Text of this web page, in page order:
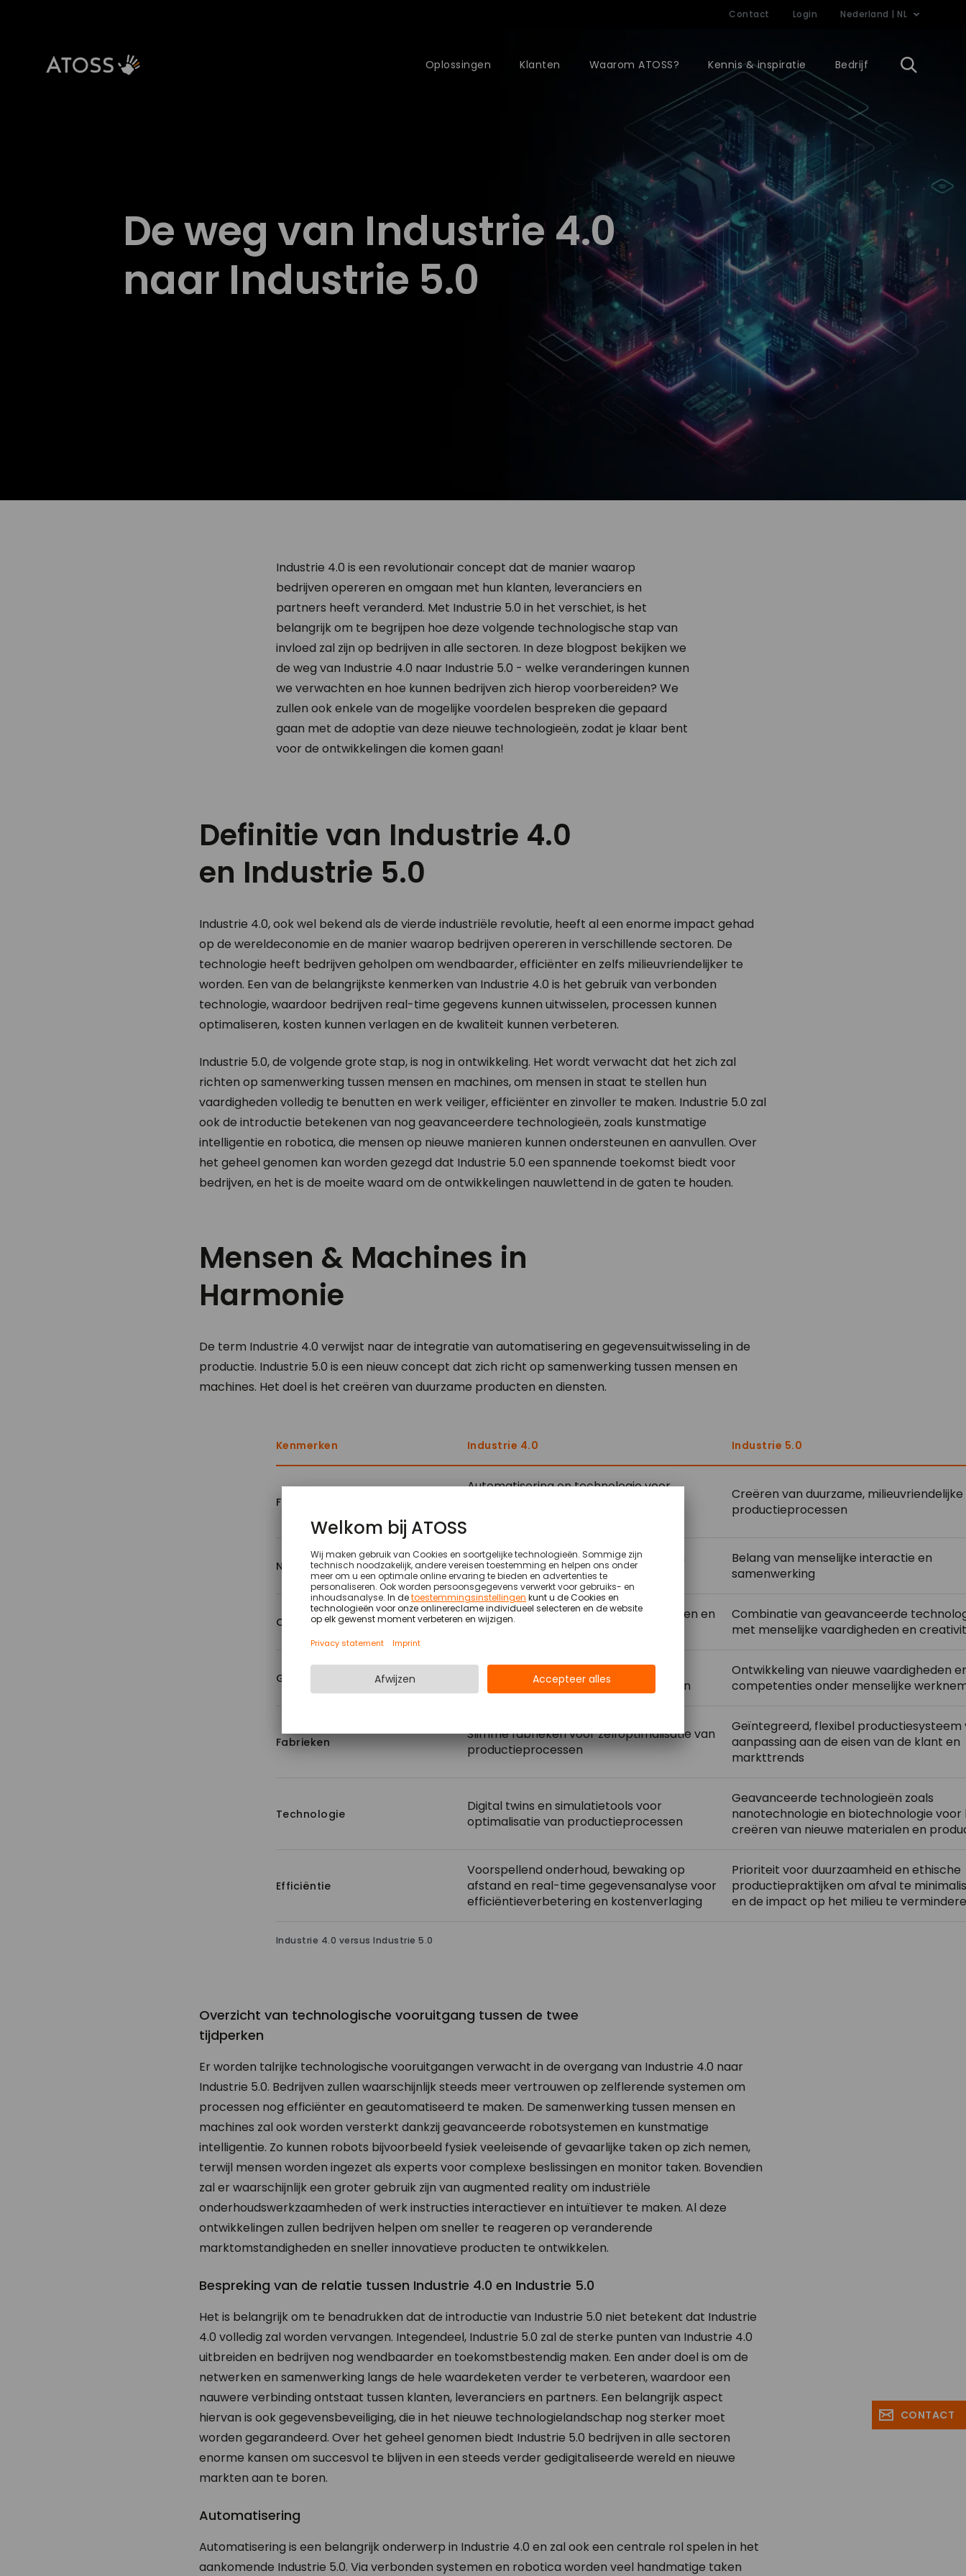
Contact Login Nederland | NL
Oplossingen Klanten Waarom ATOSS? Kennis & inspiratie Bedrijf
De weg van Industrie 4.0
naar Industrie 5.0
Industrie 4.0 is een revolutionair concept dat de manier waarop
bedrijven opereren en omgaan met hun klanten, leveranciers en
partners heeft veranderd. Met Industrie 5.0 in het verschiet, is het
belangrijk om te begrijpen hoe deze volgende technologische stap van
invloed zal zijn op bedrijven in alle sectoren. In deze blogpost bekijken we
de weg van Industrie 4.0 naar Industrie 5.0 - welke veranderingen kunnen
we verwachten en hoe kunnen bedrijven zich hierop voorbereiden? We
zullen ook enkele van de mogelijke voordelen bespreken die gepaard
gaan met de adoptie van deze nieuwe technologieën, zodat je klaar bent
voor de ontwikkelingen die komen gaan!
Definitie van Industrie 4.0
en Industrie 5.0
Industrie 4.0, ook wel bekend als de vierde industriële revolutie, heeft al een enorme impact gehad
op de wereldeconomie en de manier waarop bedrijven opereren in verschillende sectoren. De
technologie heeft bedrijven geholpen om wendbaarder, efficiënter en zelfs milieuvriendelijker te
worden. Een van de belangrijkste kenmerken van Industrie 4.0 is het gebruik van verbonden
technologie, waardoor bedrijven real-time gegevens kunnen uitwisselen, processen kunnen
optimaliseren, kosten kunnen verlagen en de kwaliteit kunnen verbeteren.
Industrie 5.0, de volgende grote stap, is nog in ontwikkeling. Het wordt verwacht dat het zich zal
richten op samenwerking tussen mensen en machines, om mensen in staat te stellen hun
vaardigheden volledig te benutten en werk veiliger, efficiënter en zinvoller te maken. Industrie 5.0 zal
ook de introductie betekenen van nog geavanceerdere technologieën, zoals kunstmatige
intelligentie en robotica, die mensen op nieuwe manieren kunnen ondersteunen en aanvullen. Over
het geheel genomen kan worden gezegd dat Industrie 5.0 een spannende toekomst biedt voor
bedrijven, en het is de moeite waard om de ontwikkelingen nauwlettend in de gaten te houden.
Mensen & Machines in
Harmonie
De term Industrie 4.0 verwijst naar de integratie van automatisering en gegevensuitwisseling in de
productie. Industrie 5.0 is een nieuw concept dat zich richt op samenwerking tussen mensen en
machines. Het doel is het creëren van duurzame producten en diensten.
Kenmerken Industrie 4.0 Industrie 5.0
Focus
Automatisering en technologie voor
Creëren van duurzame, milieuvriendelijke
productieprocessen
Nadruk
Gebruik van gegevens en analyses om
processen te optimaliseren
Belang van menselijke interactie en
samenwerking
Competenties
IoT, AI, ML voor automatisering van taken en
beslissingen
Combinatie van geavanceerde
met menselijke vaardigheden en
Gebruik
Robots en autonome machines voor
repetitieve, gevaarlijke of precisietaken
Ontwikkeling van nieuwe vaardigheden
competenties onder menselijke
Fabrieken
Slimme fabrieken voor zelfoptimalisatie van
productieprocessen
Geïntegreerd, flexibel productiesysteem
aanpassing aan de eisen van de klant en
markttrends
Technologie
Digital twins en simulatietools voor
optimalisatie van productieprocessen
Geavanceerde technologieën zoals
nanotechnologie en biotechnologie voor
creëren van nieuwe materialen en
Efficiëntie
Voorspellend onderhoud, bewaking op
afstand en real-time gegevensanalyse voor
efficiëntieverbetering en kostenverlaging
Prioriteit voor duurzaamheid en ethische
productiepraktijken om afval te
en de impact op het milieu te
Industrie 4.0 versus Industrie 5.0
Overzicht van technologische vooruitgang tussen de twee
tijdperken
Er worden talrijke technologische vooruitgangen verwacht in de overgang van Industrie 4.0 naar
Industrie 5.0. Bedrijven zullen waarschijnlijk steeds meer vertrouwen op zelflerende systemen om
processen nog efficiënter en geautomatiseerd te maken. De samenwerking tussen mensen en
machines zal ook worden versterkt dankzij geavanceerde robotsystemen en kunstmatige
intelligentie. Zo kunnen robots bijvoorbeeld fysiek veeleisende of gevaarlijke taken op zich nemen,
terwijl mensen worden ingezet als experts voor complexe beslissingen en monitor taken. Bovendien
zal er waarschijnlijk een groter gebruik zijn van augmented reality om industriële
onderhoudswerkzaamheden of werk instructies interactiever en intuïtiever te maken. Al deze
ontwikkelingen zullen bedrijven helpen om sneller te reageren op veranderende
marktomstandigheden en sneller innovatieve producten te ontwikkelen.
Bespreking van de relatie tussen Industrie 4.0 en Industrie 5.0
Het is belangrijk om te benadrukken dat de introductie van Industrie 5.0 niet betekent dat Industrie
4.0 volledig zal worden vervangen. Integendeel, Industrie 5.0 zal de sterke punten van Industrie 4.0
uitbreiden en bedrijven nog wendbaarder en toekomstbestendig maken. Een ander doel is om de
netwerken en samenwerking langs de hele waardeketen verder te verbeteren, waardoor een
nauwere verbinding ontstaat tussen klanten, leveranciers en partners. Een belangrijk aspect
hiervan is ook gegevensbeveiliging, die in het nieuwe technologielandschap nog sterker moet
worden gegarandeerd. Over het geheel genomen biedt Industrie 5.0 bedrijven in alle sectoren
enorme kansen om succesvol te blijven in een steeds verder gedigitaliseerde wereld en nieuwe
markten aan te boren.
Automatisering
Automatisering is een belangrijk onderwerp in Industrie 4.0 en zal ook een centrale rol spelen in het
aankomende Industrie 5.0. Via verbonden systemen en robotica worden veel handmatige taken
CONTACT